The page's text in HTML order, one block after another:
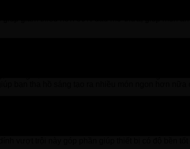
sức khỏe cho các thành viên trong gia đình,
giảm thiểu hơn 80% dầu mỡ thừa, giúp món
trình nấu tự động. Bao gồm: khoai tây chiên, thịt,
cần bỏ thức ăn vào chọn chức năng nướng
nhưng bạn vẫn có thể điều chỉnh các thông số về
bạn tha hồ sáng tạo ra nhiều món ngon hơn nữa
hết với lớp vỏ nhựa nguyên sinh chống xước,
không bị dính đáy khay.